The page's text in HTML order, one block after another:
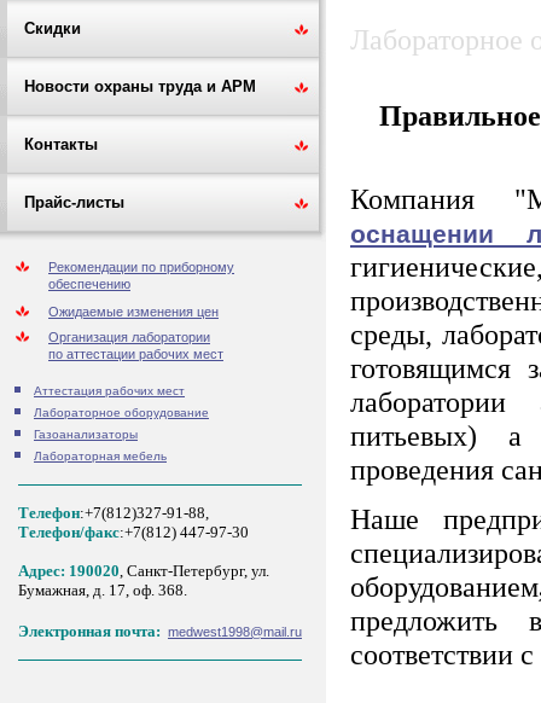
Скидки
Новости охраны труда и АРМ
Контакты
Прайс-листы
Рекомендации по приборному
обеспечению
Ожидаемые изменения цен
Организация лаборатории
по аттестации рабочих мест
Аттестация рабочих мест
Лабораторное оборудование
Газоанализаторы
Лабораторная мебель
Телефон:+7(812)327-91-88,
Tелефон/факс:+7(812) 447-97-30
Адрес: 190020, Санкт-Петербург, ул.
Бумажная, д. 17, оф. 368.
Электронная почта: medwest1998@mail.ru
Лабораторное
Компания
оснащении
среды,
готовящимся
питьевых) а
проведения
Наше
оборудованием
предложить
соответствии